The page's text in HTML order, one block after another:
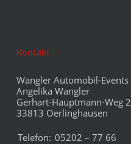
Kontakt
Wangler Automobil-Events
Angelika Wangler
Gerhart-Hauptmann-Weg 2
33813 Oerlinghausen
Telefon: 05202 – 77 66